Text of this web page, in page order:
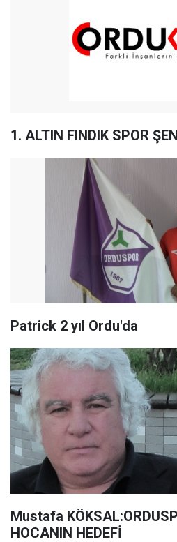
1. ALTIN FINDIK SPOR
Patrick 2 yıl Ordu'da
Mustafa
HOCANIN HEDEFİ